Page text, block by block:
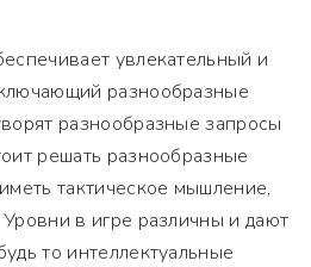
увлекательный и
разнообразные
разнообразные запросы
решать разнообразные
тактическое мышление,
в игре различны и дают
то интеллектуальные